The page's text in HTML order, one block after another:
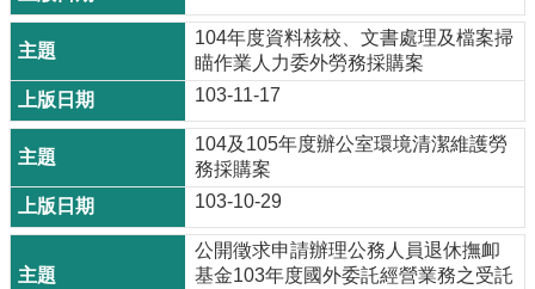
104年度資料核校、文書處理及檔案掃
瞄作業人力委外勞務採購案
103-11-17
104及105年度辦公室環境清潔維護勞
務採購案
103-10-29
公開徵求申請辦理公務人員退休撫卹
基金103年度國外委託經營業務之受託